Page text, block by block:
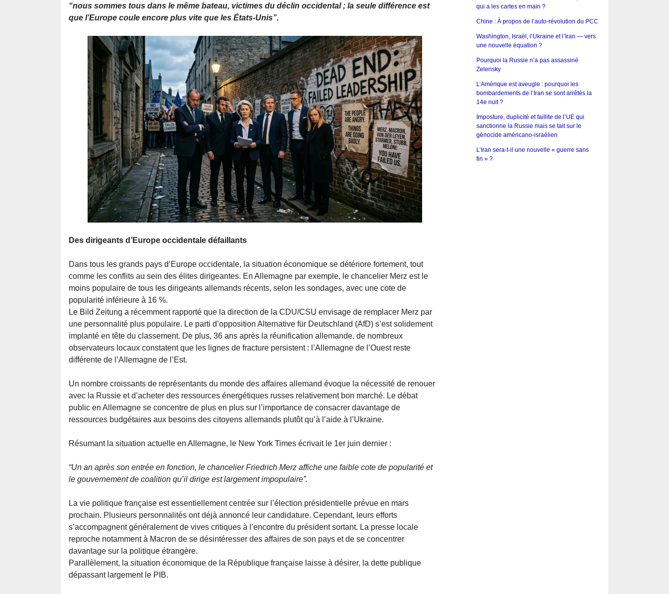
“nous sommes tous dans le même bateau, victimes du déclin occidental ; la seule différence est
que l’Europe coule encore plus vite que les États-Unis”.
Des dirigeants d’Europe occidentale défaillants
Dans tous les grands pays d’Europe occidentale, la situation économique se détériore fortement, tout
comme les conflits au sein des élites dirigeantes. En Allemagne par exemple, le chancelier Merz est le
moins populaire de tous les dirigeants allemands récents, selon les sondages, avec une cote de
popularité inférieure à 16 %.
Le Bild Zeitung a récemment rapporté que la direction de la CDU/CSU envisage de remplacer Merz par
une personnalité plus populaire. Le parti d’opposition Alternative für Deutschland (AfD) s’est solidement
implanté en tête du classement. De plus, 36 ans après la réunification allemande, de nombreux
observateurs locaux constatent que les lignes de fracture persistent : l’Allemagne de l’Ouest reste
différente de l’Allemagne de l’Est.
Un nombre croissants de représentants du monde des affaires allemand évoque la nécessité de renouer
avec la Russie et d’acheter des ressources énergétiques russes relativement bon marché. Le débat
public en Allemagne se concentre de plus en plus sur l’importance de consacrer davantage de
ressources budgétaires aux besoins des citoyens allemands plutôt qu’à l’aide à l’Ukraine.
Résumant la situation actuelle en Allemagne, le New York Times écrivait le 1er juin dernier :
“Un an après son entrée en fonction, le chancelier Friedrich Merz affiche une faible cote de popularité et
le gouvernement de coalition qu’il dirige est largement impopulaire”.
La vie politique française est essentiellement centrée sur l’élection présidentielle prévue en mars
prochain. Plusieurs personnalités ont déjà annoncé leur candidature. Cependant, leurs efforts
s’accompagnent généralement de vives critiques à l’encontre du président sortant. La presse locale
reproche notamment à Macron de se désintéresser des affaires de son pays et de se concentrer
davantage sur la politique étrangère.
Parallèlement, la situation économique de la République française laisse à désirer, la dette publique
dépassant largement le PIB.
qui a les cartes en main ?
Chine : À propos de l’auto-révolution du PCC
Washington, Israël, l’Ukraine et l’Iran — vers
une nouvelle équation ?
Pourquoi la Russie n’a pas assassiné
Zelensky
L’Amérique est aveugle : pourquoi les
bombardements de l’Iran se sont arrêtés la
14e nuit ?
Imposture, duplicité et faillite de l’UE qui
sanctionne la Russie mais se tait sur le
génocide américano-israélien
L’Iran sera-t-il une nouvelle « guerre sans
fin » ?